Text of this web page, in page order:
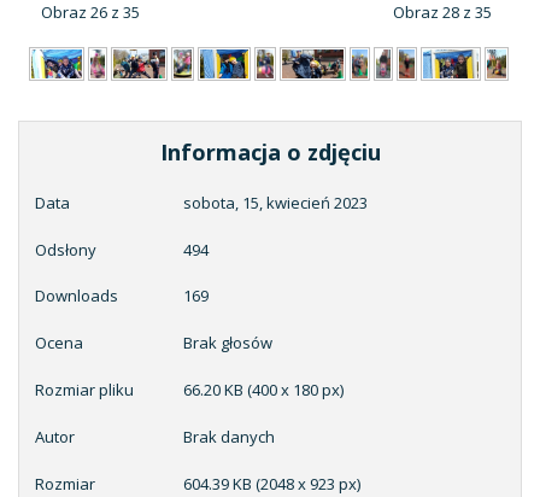
Obraz 26 z 35
Obraz 28 z 35
Informacja o zdjęciu
Data sobota, 15, kwiecień 2023
Odsłony 494
Downloads 169
Ocena Brak głosów
Rozmiar pliku 66.20 KB (400 x 180 px)
Autor Brak danych
Rozmiar
604.39 KB (2048 x 923 px)